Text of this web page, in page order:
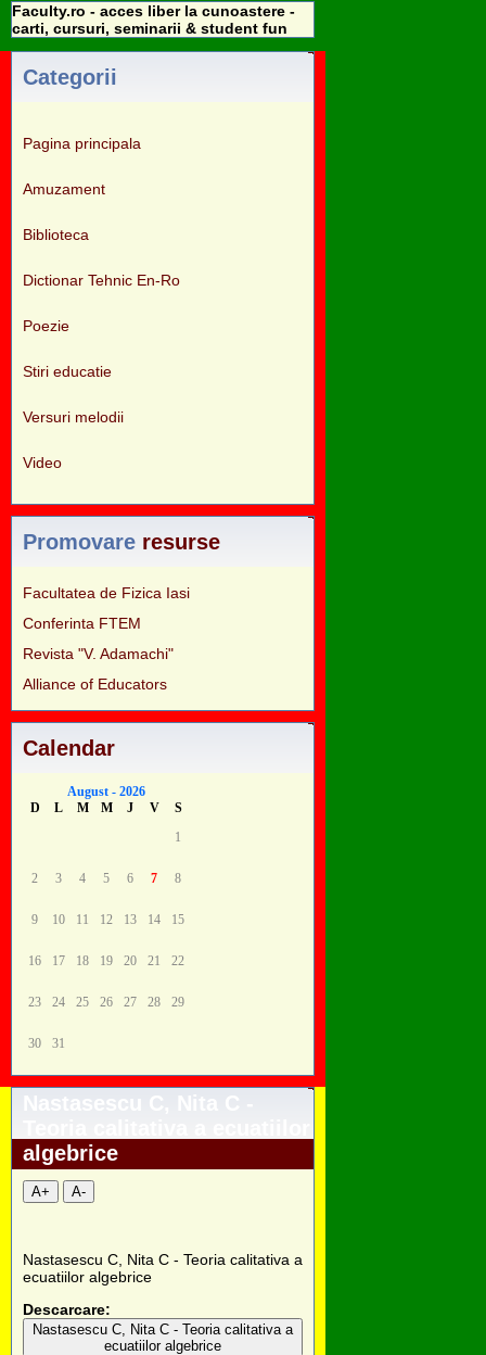
Faculty.ro - acces liber la cunoastere -
carti, cursuri, seminarii & student fun
Categorii
Pagina principala
Amuzament
Biblioteca
Dictionar Tehnic En-Ro
Poezie
Stiri educatie
Versuri melodii
Video
Promovare resurse
Facultatea de Fizica Iasi
Conferinta FTEM
Revista "V. Adamachi"
Alliance of Educators
Calendar
August - 2026
D
L M M J V
S
1
2 3 4 5 6 7 8
9 10 11 12 13 14 15
16 17 18 19 20 21 22
23 24 25 26 27 28 29
30 31
Nastasescu C, Nita C -
algebrice
A+ A-
Nastasescu C, Nita C - Teoria calitativa a
ecuatiilor algebrice
Descarcare:
Nastasescu C, Nita C - Teoria calitativa a
ecuatiilor algebrice